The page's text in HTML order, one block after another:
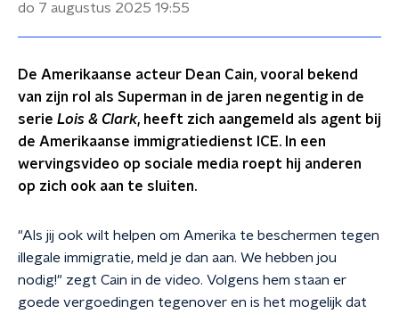
do 7 augustus 2025 19:55
De Amerikaanse acteur Dean Cain, vooral bekend
van zijn rol als Superman in de jaren negentig in de
serie Lois & Clark, heeft zich aangemeld als agent bij
de Amerikaanse immigratiedienst ICE. In een
wervingsvideo op sociale media roept hij anderen
op zich ook aan te sluiten.
"Als jij ook wilt helpen om Amerika te beschermen tegen
illegale immigratie, meld je dan aan. We hebben jou
nodig!" zegt Cain in de video. Volgens hem staan er
goede vergoedingen tegenover en is het mogelijk dat